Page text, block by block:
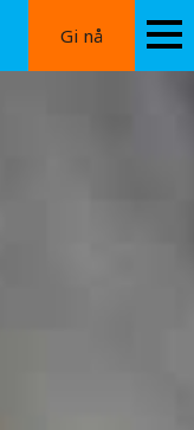
Gi nå